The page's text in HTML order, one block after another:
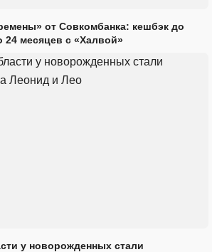
от Совкомбанка: кешбэк до
24 месяцев с «Халвой»
у новорожденных стали